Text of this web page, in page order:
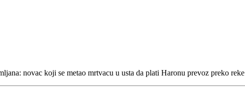
novac koji se metao mrtvacu u usta da plati Haronu prevoz preko reke